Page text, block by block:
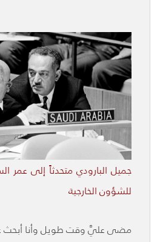
جميل البارودي متحدثاً إلى عمر
للشؤون الخارجية
مضى عليَّ وقت طويل وأنا أبحث